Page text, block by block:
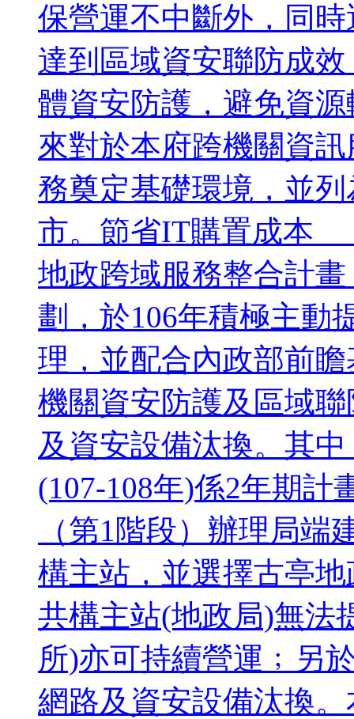
保營運不中斷外，同
達到區域資安聯防成
體資安防護，避免資
來對於本府跨機關資
務奠定基礎環境，並
市。節省IT購置成本
地政跨域服務整合計
劃，於106年積極主動
理，並配合內政部前
機關資安防護及區域
及資安設備汰換。其
(107-108年)係2年期計
（第1階段）辦理局
構主站，並選擇古亭
共構主站(地政局)無法
所)亦可持續營運﹔另
網路及資安設備汰換